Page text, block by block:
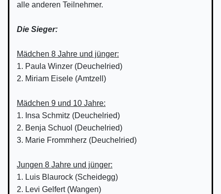
alle anderen Teilnehmer.
Die Sieger:
Mädchen 8 Jahre und jünger:
1. Paula Winzer (Deuchelried)
2. Miriam Eisele (Amtzell)
Mädchen 9 und 10 Jahre:
1. Insa Schmitz (Deuchelried)
2. Benja Schuol (Deuchelried)
3. Marie Frommherz (Deuchelried)
Jungen 8 Jahre und jünger:
1. Luis Blaurock (Scheidegg)
2. Levi Gelfert (Wangen)